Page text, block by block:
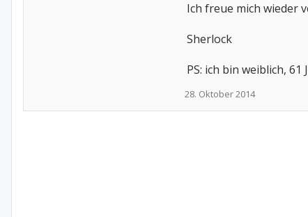
Ich freue mich wieder
Sherlock
PS: ich bin weiblich,
28. Oktober 2014